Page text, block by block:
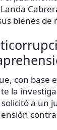
bienes de
con base
la
a un